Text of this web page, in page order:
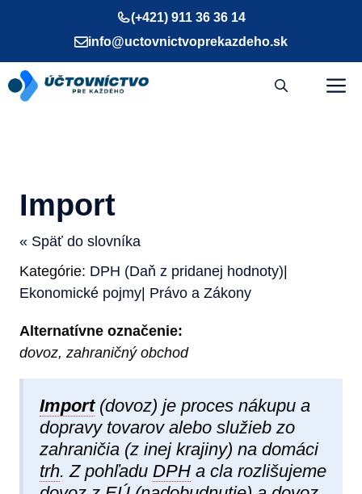
(+421) 911 36 36 14
info@uctovnictvoprekazdeho.sk
Import
« Späť do slovníka
Kategórie: DPH (Daň z pridanej hodnoty)|
Ekonomické pojmy| Právo a Zákony
Alternatívne označenie:
dovoz, zahraničný obchod
Import(dovoz) je proces nákupu a
dopravy tovarov alebo služieb zo
zahraničia (z inej krajiny) na domáci
trh. Z pohľadu DPH a cla rozlišujeme